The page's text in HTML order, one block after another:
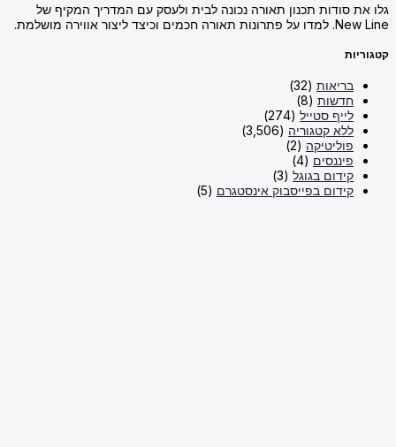
גלו את סודות תכנון תאורה נכונה לבית ולעסק עם המדריך המקיף של
New Line. למדו על פתרונות תאורה חכמים וכיצד ליצור אווירה מושלמת.
קטגוריות
בריאות (32)
חדשות (8)
לייף סטייל (274)
ללא קטגוריה (3,506)
פוליטיקה (2)
פיננסים (4)
קידום בגוגל (3)
קידום בפייסבוק אינסטגרם (5)